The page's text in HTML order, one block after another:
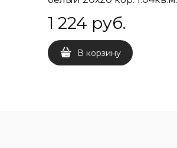
1 224 руб.
В корзину